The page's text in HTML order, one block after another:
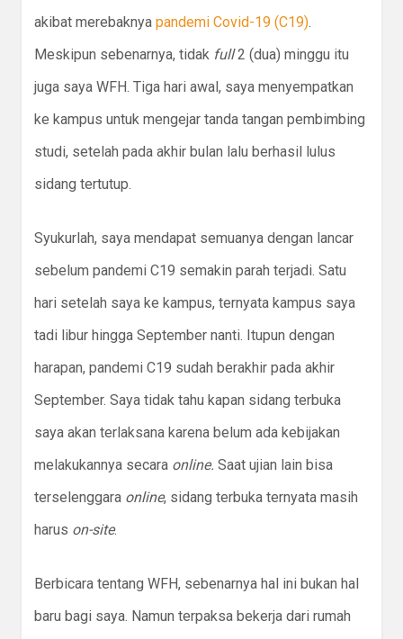
akibat merebaknya pandemi Covid-19 (C19).
Meskipun sebenarnya, tidak full2 (dua) minggu itu
juga saya WFH. Tiga hari awal, saya menyempatkan
ke kampus untuk mengejar tanda tangan pembimbing
studi, setelah pada akhir bulan lalu berhasil lulus
sidang tertutup.
Syukurlah, saya mendapat semuanya dengan lancar
sebelum pandemi C19 semakin parah terjadi. Satu
hari setelah saya ke kampus, ternyata kampus saya
tadi libur hingga September nanti. Itupun dengan
harapan, pandemi C19 sudah berakhir pada akhir
September. Saya tidak tahu kapan sidang terbuka
saya akan terlaksana karena belum ada kebijakan
melakukannya secara online. Saat ujian lain bisa
terselenggara online, sidang terbuka ternyata masih
harus on-site.
Berbicara tentang WFH, sebenarnya hal ini bukan hal
baru bagi saya. Namun terpaksa bekerja dari rumah